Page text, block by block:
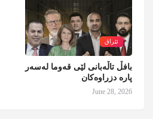
ئێراق
بافڵ تاڵەبانی لێی قەوما لەسەر
پارە دزراوەکان
June 28, 2026